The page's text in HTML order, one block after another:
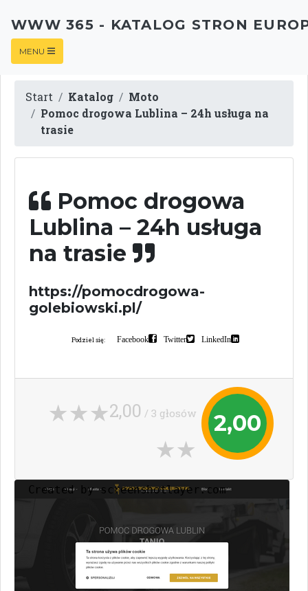
WWW 365 - KATALOG STRON
MENU
Start Katalog
Moto
Pomoc drogowa Lublina – 24h usługa na
trasie
Pomoc drogowa
Lublina – 24h usługa
na trasie
https://pomocdrogowa-
golebiowski.pl/
Podziel się: Facebook Twitter LinkedIn
2,00
2,00 / 3 głosów